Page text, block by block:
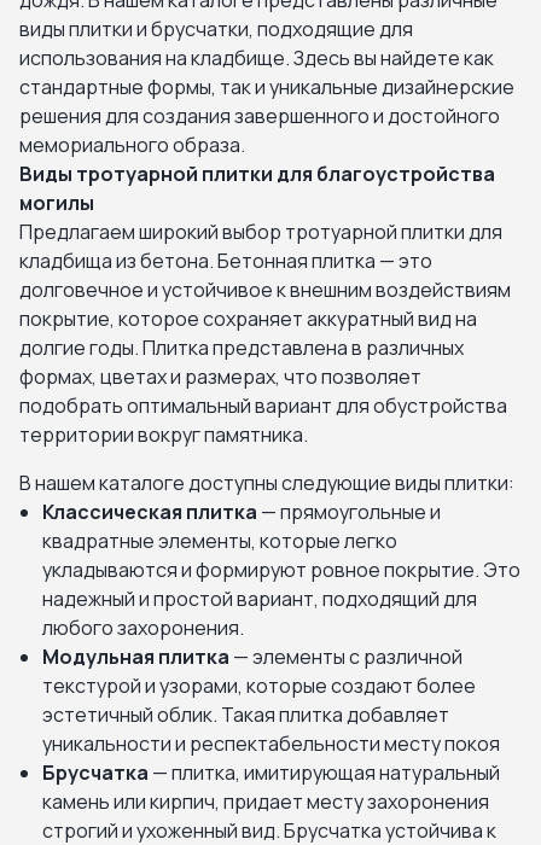
виды плитки и брусчатки, подходящие для
использования на кладбище. Здесь вы найдете как
стандартные формы, так и уникальные дизайнерские
решения для создания завершенного и достойного
мемориального образа.
Виды тротуарной плитки для благоустройства
могилы
Предлагаем широкий выбор тротуарной плитки для
кладбища из бетона. Бетонная плитка — это
долговечное и устойчивое к внешним воздействиям
покрытие, которое сохраняет аккуратный вид на
долгие годы. Плитка представлена в различных
формах, цветах и размерах, что позволяет
подобрать оптимальный вариант для обустройства
территории вокруг памятника.
В нашем каталоге доступны следующие виды плитки:
Классическая плитка — прямоугольные и
квадратные элементы, которые легко
укладываются и формируют ровное покрытие. Это
надежный и простой вариант, подходящий для
любого захоронения.
Модульная плитка — элементы с различной
текстурой и узорами, которые создают более
эстетичный облик. Такая плитка добавляет
уникальности и респектабельности месту покоя
Брусчатка — плитка, имитирующая натуральный
камень или кирпич, придает месту захоронения
строгий и ухоженный вид. Брусчатка устойчива к